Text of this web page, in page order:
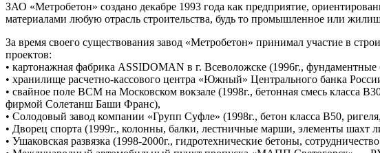
ЗАО «Метробетон» создано декабре 1993 года как предприятие,
материалами любую отрасль строительства, будь то промышленное или
За время своего существования завод «Метробетон» принимал участие в
проектов:
• картонажная фабрика АSSIDOMAN в г. Всеволожске (1996г.,
• хранилище расчетно-кассового центра «Южный» Центрального банка
• свайное поле ВСМ на Московском вокзале (1998г., бетонная смесь класса
фирмой Солетанш Баши Франс),
• Солодовый завод компании «Групп Суфле» (1998г., бетон класса В50,
• Дворец спорта (1999г., колонны, балки, лестничные марши, элементы
• Ушаковская развязка (1998-2000г., гидротехнические бетоны,